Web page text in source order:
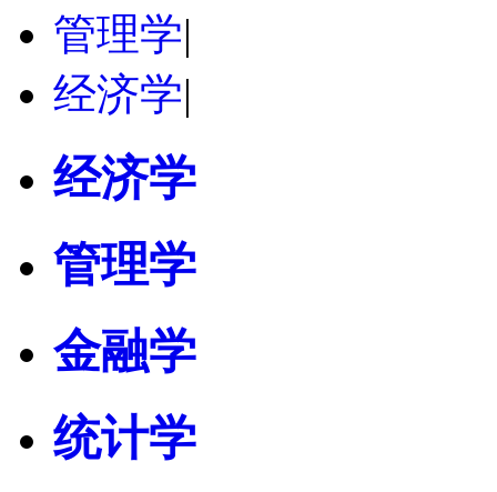
管理学|
经济学|
经济学
管理学
金融学
统计学